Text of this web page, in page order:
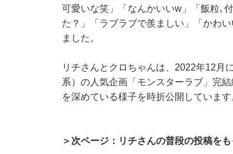
可愛いな笑」「なんかいいw」「飯粒､
た？」「ラブラブで羨ましい」「かわ
ました。
リチさんとクロちゃんは、2022年12月
系）の人気企画「モンスターラブ」完
を深めている様子を時折公開していま
＞次ページ：リチさんの普段の投稿を